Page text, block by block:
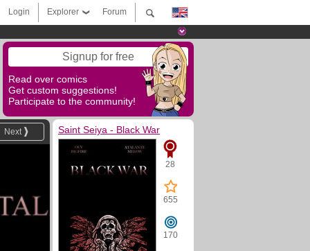
Forum
Explorer
Login
Signup for free
Read over comics
Get custom suggestions!
Participate to the community!
Next Saint Seiya - Black War
28
655
170